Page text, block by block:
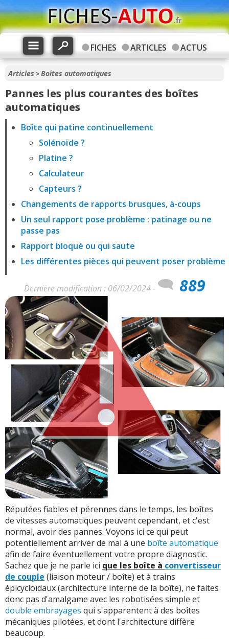
FICHES ARTICLES ACTUS
Articles >Boîtes automatiques
Pannes les plus courantes des boîtes
automatiques
Boîte qui patine continuellement
Solénoïde ?
Platine ?
Calculateur
Capteurs ?
Changements de rapports brusques, à-coups
Un seul rapport pose problème : patinage ou ne
passe pas
Rapport bloqué ou qui saute
Les différentes pièces qui peuvent poser problème
Dernière modification : 06/02/2024 - 889
Réputées fiables et pérennes dans le temps, les boîtes
de vitesses automatiques peuvent cependant, et c'est
normal, avoir des pannes. Voyons ici ce qui peut
potentiellement arriver de mal à une boîte automatique
afin de faire éventuellement votre propre diagnostic.
Sachez que je ne parle ici que les boîte à convertisseur
de couple (liaison moteur / boîte) et à trains
épicycloïdaux (architecture interne de la boîte), ne faites
donc pas d'amalgame avec les robotisées simple et
double embrayages qui s'apparentent à des boîtes
mécaniques pilotées, et dont l'architecture diffère
beaucoup.